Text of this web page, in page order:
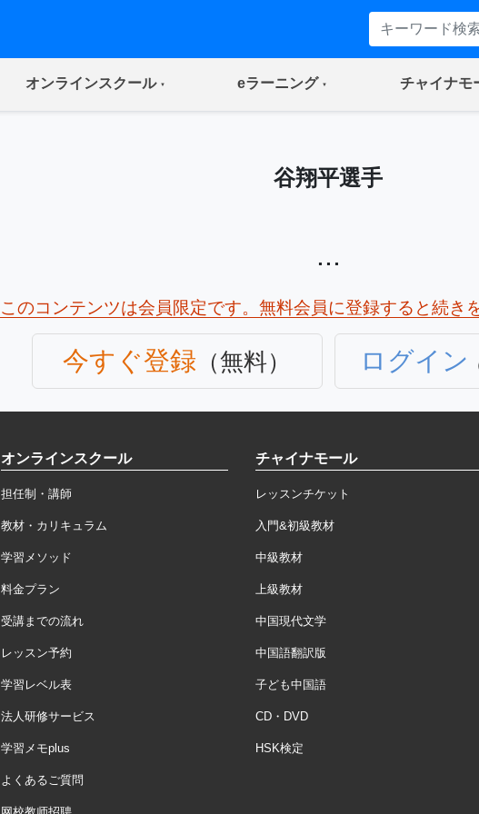
オンラインスクール(current) eラーニング(current) チャイナモ
谷翔平選手
...
このコンテンツは会員限定です。無料会員に登録すると続き
今すぐ登録 （無料） ログイン
オンラインスクール
担任制・講師
教材・カリキュラム
学習メソッド
料金プラン
受講までの流れ
レッスン予約
学習レベル表
法人研修サービス
学習メモplus
よくあるご質問
チャイナモール
レッスンチケット
入門&初級教材
中級教材
上級教材
中国現代文学
中国語翻訳版
子ども中国語
CD・DVD
HSK検定